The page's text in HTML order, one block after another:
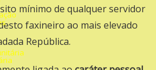
mínimo de qualquer servidor
faxineiro ao mais elevado
República.